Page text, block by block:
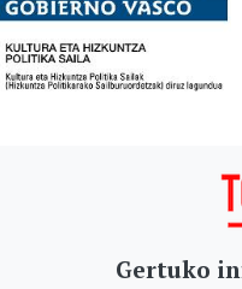
Gertuko